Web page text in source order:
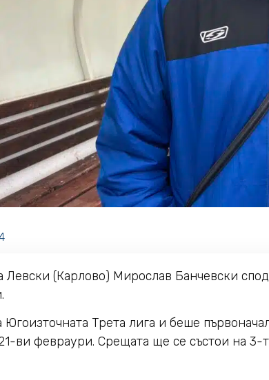
Левски (Карлово) Мирослав Банчевски
Югоизточната Трета лига и беше
ви февраури. Срещата ще се състои на 3-